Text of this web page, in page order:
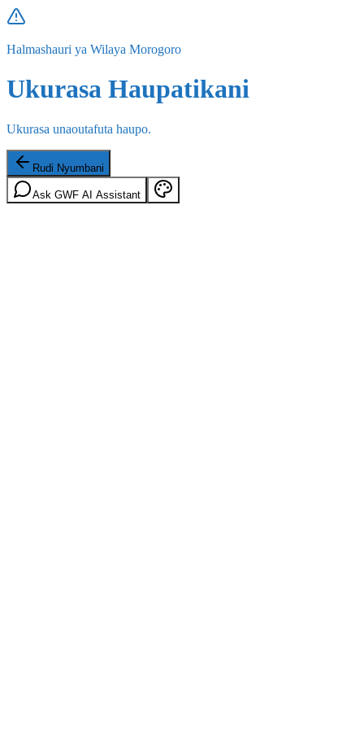
Halmashauri ya Wilaya Morogoro
Ukurasa Haupatikani
Ukurasa unaoutafuta haupo.
Rudi Nyumbani
Ask GWF AI Assistant